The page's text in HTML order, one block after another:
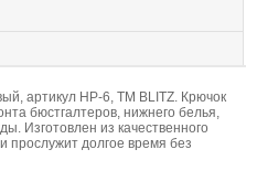
артикул НP-6, ТМ BLITZ. Крючок
бюстгалтеров, нижнего белья,
Изготовлен из качественного
прослужит долгое время без